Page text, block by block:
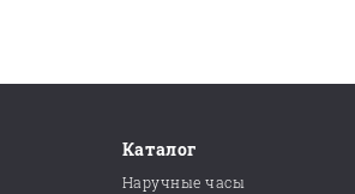
Каталог
Наручные часы